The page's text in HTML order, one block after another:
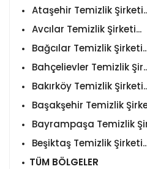
Ataşehir Temizlik
Avcılar Temizlik Şirketi...
Bağcılar Temizlik
Bahçelievler Temizlik
Bakırköy Temizlik
Başakşehir Temizlik
Bayrampaşa Temizlik
Beşiktaş Temizlik
TÜM BÖLGELER